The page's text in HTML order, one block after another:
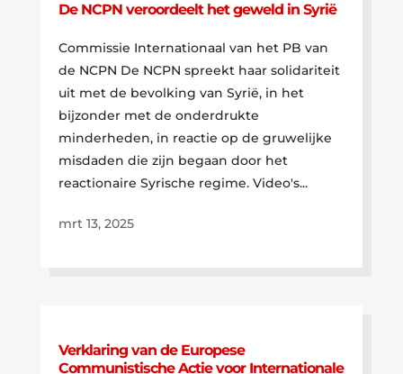
De NCPN veroordeelt het geweld in Syrië
Commissie Internationaal van het PB van
de NCPN De NCPN spreekt haar solidariteit
uit met de bevolking van Syrië, in het
bijzonder met de onderdrukte
minderheden, in reactie op de gruwelijke
misdaden die zijn begaan door het
reactionaire Syrische regime. Video's...
mrt 13, 2025
Verklaring van de Europese
Communistische Actie voor Internationale